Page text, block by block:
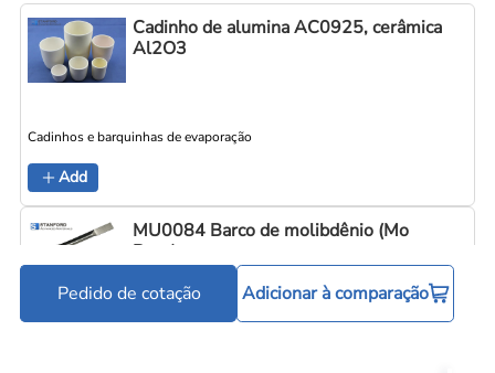
Cadinho de alumina AC0925, cerâmica
Al2O3
Cadinhos e barquinhas de evaporação
Add
MU0084 Barco de molibdênio (Mo
Boat)
Pedido de cotação Adicionar à comparação